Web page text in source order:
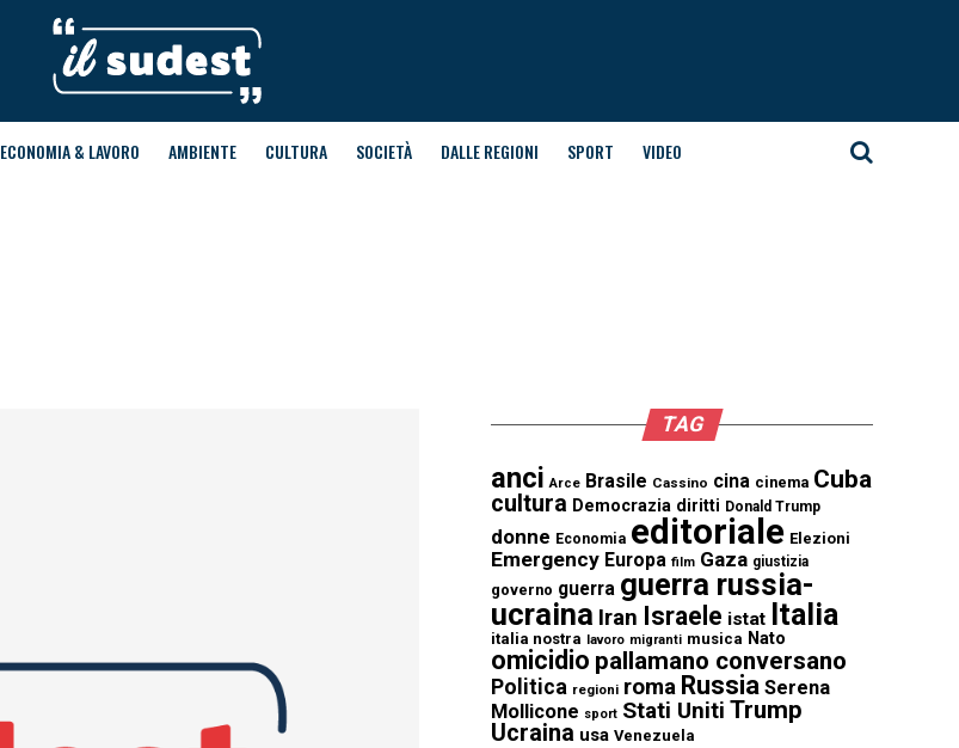
ECONOMIA & LAVORO AMBIENTE CULTURA SOCIETÀ DALLE REGIONI SPORT VIDEO
TAG
anci Arce Brasile Cassino cina cinema Cuba
cultura Democrazia diritti Donald Trump
donne Economia editoriale Elezioni
Emergency Europa film Gaza giustizia
governo guerra guerra russia-
ucraina Iran Israele istat Italia
italia nostra lavoro migranti musica Nato
omicidio pallamano conversano
Politica regioni roma Russia Serena
Mollicone sport Stati Uniti Trump
Ucraina usa Venezuela